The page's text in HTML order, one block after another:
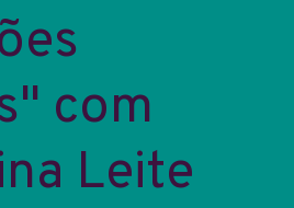
com
Leite